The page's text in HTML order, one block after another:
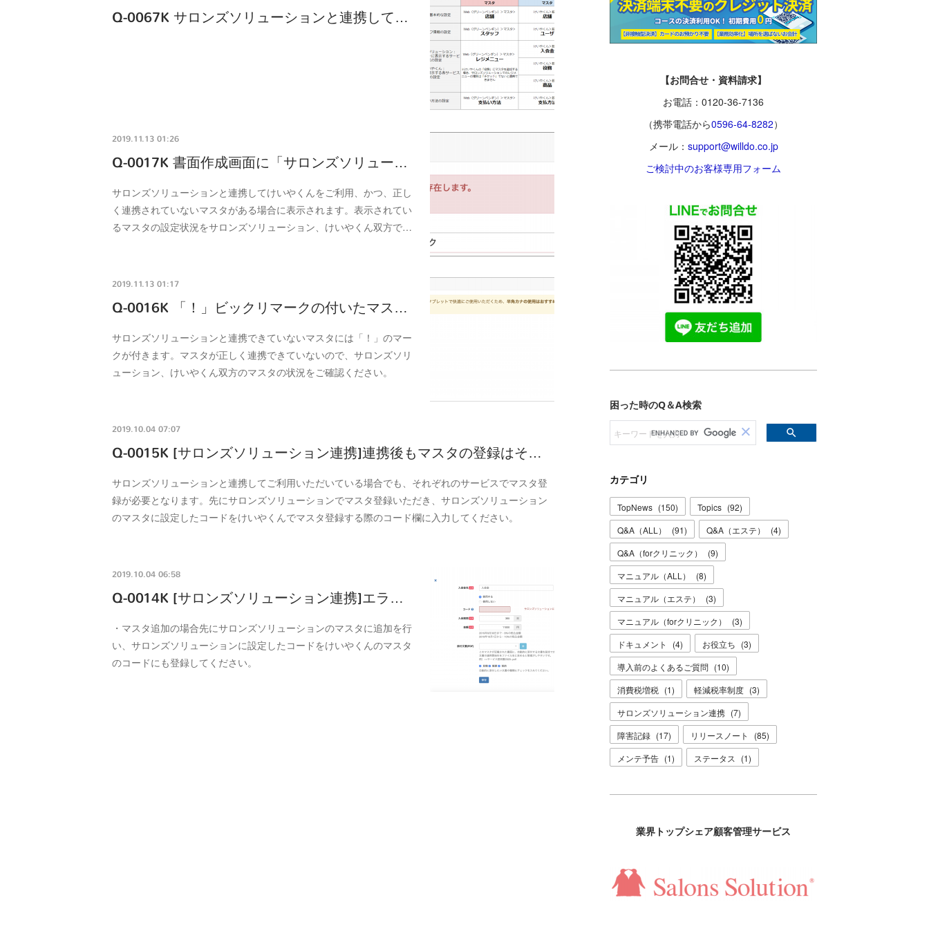
Q-0067K サロンズソリューションと連携して…
2019.11.13 01:26
Q-0017K 書面作成画面に「サロンズソリュー…
サロンズソリューションと連携してけいやくんをご利用、かつ、正し
く連携されていないマスタがある場合に表示されます。表示されてい
るマスタの設定状況をサロンズソリューション、けいやくん双方で…
2019.11.13 01:17
Q-0016K 「！」ビックリマークの付いたマス…
サロンズソリューションと連携できていないマスタには「！」のマー
クが付きます。マスタが正しく連携できていないので、サロンズソリ
ューション、けいやくん双方のマスタの状況をご確認ください。
2019.10.04 07:07
Q-0015K [サロンズソリューション連携]連携後もマスタの登録はそ…
サロンズソリューションと連携してご利用いただいている場合でも、それぞれのサービスでマスタ登
録が必要となります。先にサロンズソリューションでマスタ登録いただき、サロンズソリューション
のマスタに設定したコードをけいやくんでマスタ登録する際のコード欄に入力してください。
2019.10.04 06:58
Q-0014K [サロンズソリューション連携]エラ…
・マスタ追加の場合先にサロンズソリューションのマスタに追加を行
い、サロンズソリューションに設定したコードをけいやくんのマスタ
のコードにも登録してください。
【お問合せ・資料請求】
お電話：0120-36-7136
（携帯電話から0596-64-8282）
メール： support@willdo.co.jp
ご検討中のお客様専用フォーム
カテゴリ
TopNews (150) Topics (92)
Q&A（ALL）
(91) Q&A（エステ） (4)
Q&A（forクリニック）
(9)
マニュアル（ALL）
(8)
マニュアル（エステ）
(3)
マニュアル（forクリニック）
(3)
ドキュメント
(4) お役立ち (3)
導入前のよくあるご質問 (10)
消費税増税 (1) 軽減税率制度 (3)
サロンズソリューション連携 (7)
障害記録 (17) リリースノート (85)
メンテ予告 (1) ステータス (1)
業界トップシェア顧客管理サービス